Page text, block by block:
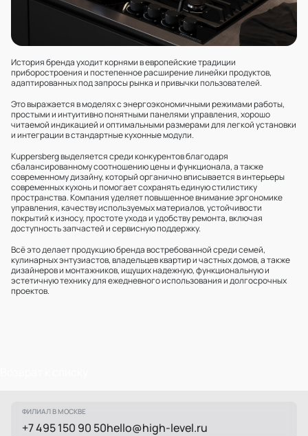
История бренда уходит корнями в европейские традиции
приборостроения и постепенное расширение линейки продуктов,
адаптированных под запросы рынка и привычки пользователей.
Это выражается в моделях с энергоэкономичными режимами работы,
простыми и интуитивно понятными панелями управления, хорошо
читаемой индикацией и оптимальными размерами для легкой установки
и интеграции в стандартные кухонные модули.
Kuppersberg выделяется среди конкурентов благодаря
сбалансированному соотношению цены и функционала, а также
современному дизайну, который органично вписывается в интерьеры
современных кухонь и помогает сохранять единую стилистику
пространства. Компания уделяет повышенное внимание эргономике
управления, качеству используемых материалов, устойчивости
покрытий к износу, простоте ухода и удобству ремонта, включая
доступность запчастей и сервисную поддержку.
Всё это делает продукцию бренда востребованной среди семей,
кулинарных энтузиастов, владельцев квартир и частных домов, а также
дизайнеров и монтажников, ищущих надежную, функциональную и
эстетичную технику для ежедневного использования и долгосрочных
проектов.
ФИЛИАЛ В МОСКВЕ
+7 495 150 90 50hello@high-level.ru